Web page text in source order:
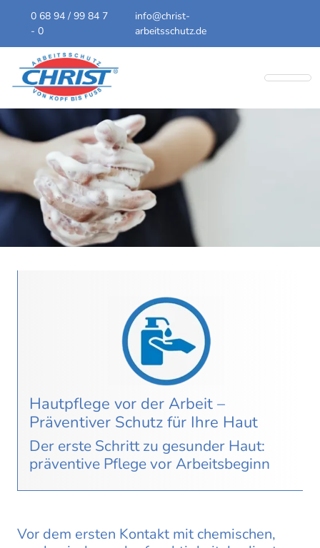
0 68 94 / 99 84 7
- 0
info@christ-
arbeitsschutz.de
Hautpflege vor der Arbeit –
Präventiver Schutz für Ihre Haut
Der erste Schritt zu gesunder Haut:
präventive Pflege vor Arbeitsbeginn
Vor dem ersten Kontakt mit chemischen,